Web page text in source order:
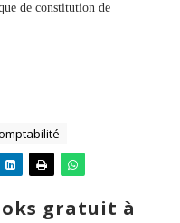
de constitution de
gratuit à